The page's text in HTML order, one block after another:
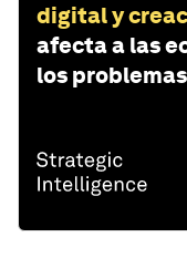
digital y
afecta a las
los